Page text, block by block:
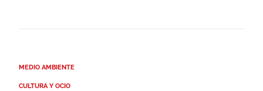
MEDIO AMBIENTE
CULTURA Y OCIO